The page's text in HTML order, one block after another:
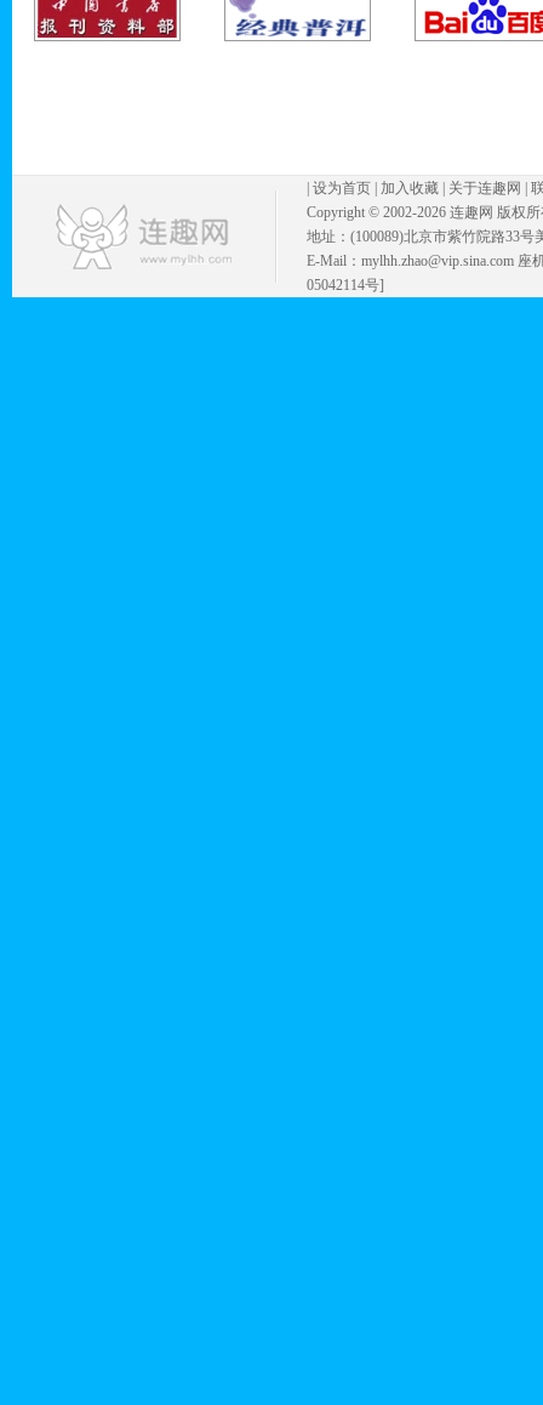
设为首页 加入收藏 关于连趣网
Copyright © 2002-2026 连趣网 版权
地址：(100089)北京市紫竹院路33号
E-Mail：mylhh.zhao@vip.sina.com
05042114号]